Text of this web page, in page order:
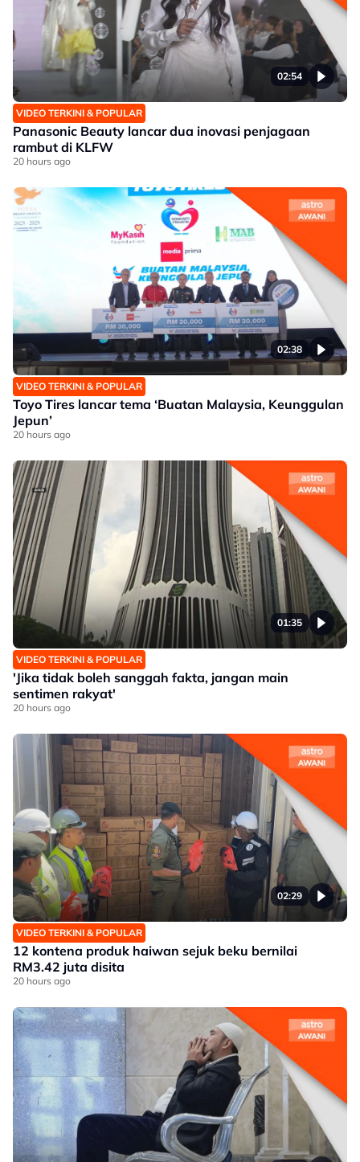
02:54
VIDEO TERKINI & POPULAR
Panasonic Beauty lancar dua inovasi penjagaan
rambut di KLFW
20 hours ago
02:38
VIDEO TERKINI & POPULAR
Toyo Tires lancar tema ‘Buatan Malaysia, Keunggulan
Jepun’
20 hours ago
01:35
VIDEO TERKINI & POPULAR
'Jika tidak boleh sanggah fakta, jangan main
sentimen rakyat'
20 hours ago
02:29
VIDEO TERKINI & POPULAR
12 kontena produk haiwan sejuk beku bernilai
RM3.42 juta disita
20 hours ago